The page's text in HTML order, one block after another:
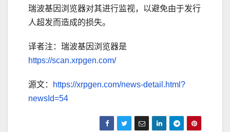
瑞波基因浏览器对其进行监视，以避免由于发行
人超发而造成的损失。
译者注：瑞波基因浏览器是
https://scan.xrpgen.com/
源文：
https://xrpgen.com/news-detail.html?
newsId=54